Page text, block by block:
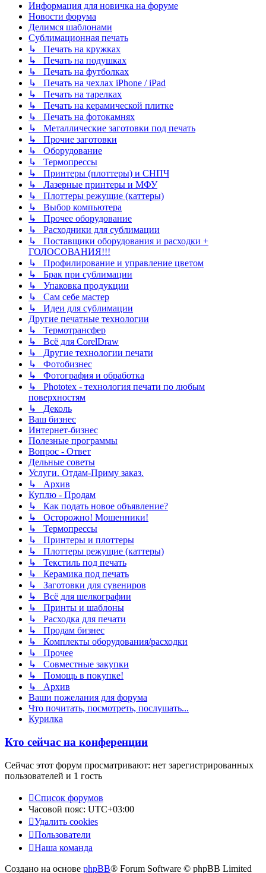
Информация для новичка на форуме
Новости форума
Делимся шаблонами
Сублимационная печать
↳ Печать на кружках
↳ Печать на подушках
↳ Печать на футболках
↳ Печать на чехлах iPhone / iPad
↳ Печать на тарелках
↳ Печать на керамической плитке
↳ Печать на фотокамнях
↳ Металлические заготовки под печать
↳ Прочие заготовки
↳ Оборудование
↳ Термопрессы
↳ Принтеры (плоттеры) и СНПЧ
↳ Лазерные принтеры и МФУ
↳ Плоттеры режущие (каттеры)
↳ Выбор компьютера
↳ Прочее оборудование
↳ Расходники для сублимации
↳ Поставщики оборудования и расходки +
ГОЛОСОВАНИЯ!!!
↳ Профилирование и управление цветом
↳ Брак при сублимации
↳ Упаковка продукции
↳ Сам себе мастер
↳ Идеи для сублимации
Другие печатные технологии
↳ Термотрансфер
↳ Всё для CorelDraw
↳ Другие технологии печати
↳ Фотобизнес
↳ Фотография и обработка
↳ Phototex - технология печати по любым
поверхностям
↳ Деколь
Ваш бизнес
Интернет-бизнес
Полезные программы
Вопрос - Ответ
Дельные советы
Услуги. Отдам-Приму заказ.
↳ Архив
Куплю - Продам
↳ Как подать новое объявление?
↳ Осторожно! Мошенники!
↳ Термопрессы
↳ Принтеры и плоттеры
↳ Плоттеры режущие (каттеры)
↳ Текстиль под печать
↳ Керамика под печать
↳ Заготовки для сувениров
↳ Всё для шелкографии
↳ Принты и шаблоны
↳ Расходка для печати
↳ Продам бизнес
↳ Комплекты оборудования/расходки
↳ Прочее
↳ Совместные закупки
↳ Помощь в покупке!
↳ Архив
Ваши пожелания для форума
Что почитать, посмотреть, послушать...
Курилка
Кто сейчас на конференции
Сейчас этот форум просматривают: нет зарегистрированных
пользователей и 1 гость
Список форумов
Часовой пояс: UTC+03:00
Удалить cookies
Пользователи
Наша команда
Создано на основе phpBB® Forum Software © phpBB Limited